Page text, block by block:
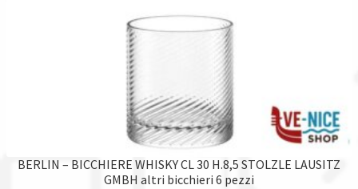
BERLIN – BICCHIERE WHISKY CL 30 H.8,5 STOLZLE LAUSITZ
GMBH altri bicchieri 6 pezzi